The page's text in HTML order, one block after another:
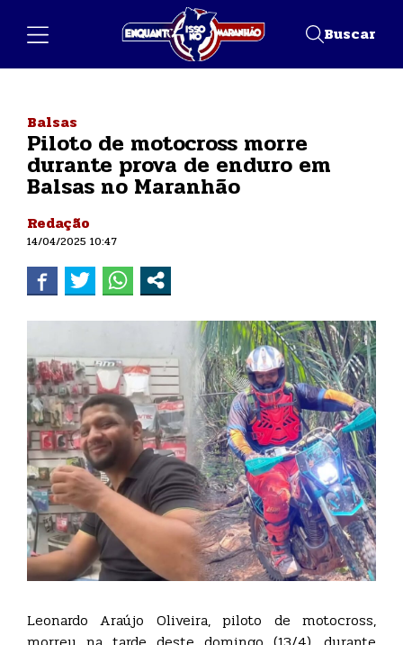
Buscar
Balsas
Piloto de motocross morre
durante prova de enduro em
Balsas no Maranhão
Redação
14/04/2025 10:47
Leonardo Araújo Oliveira, piloto de motocross,